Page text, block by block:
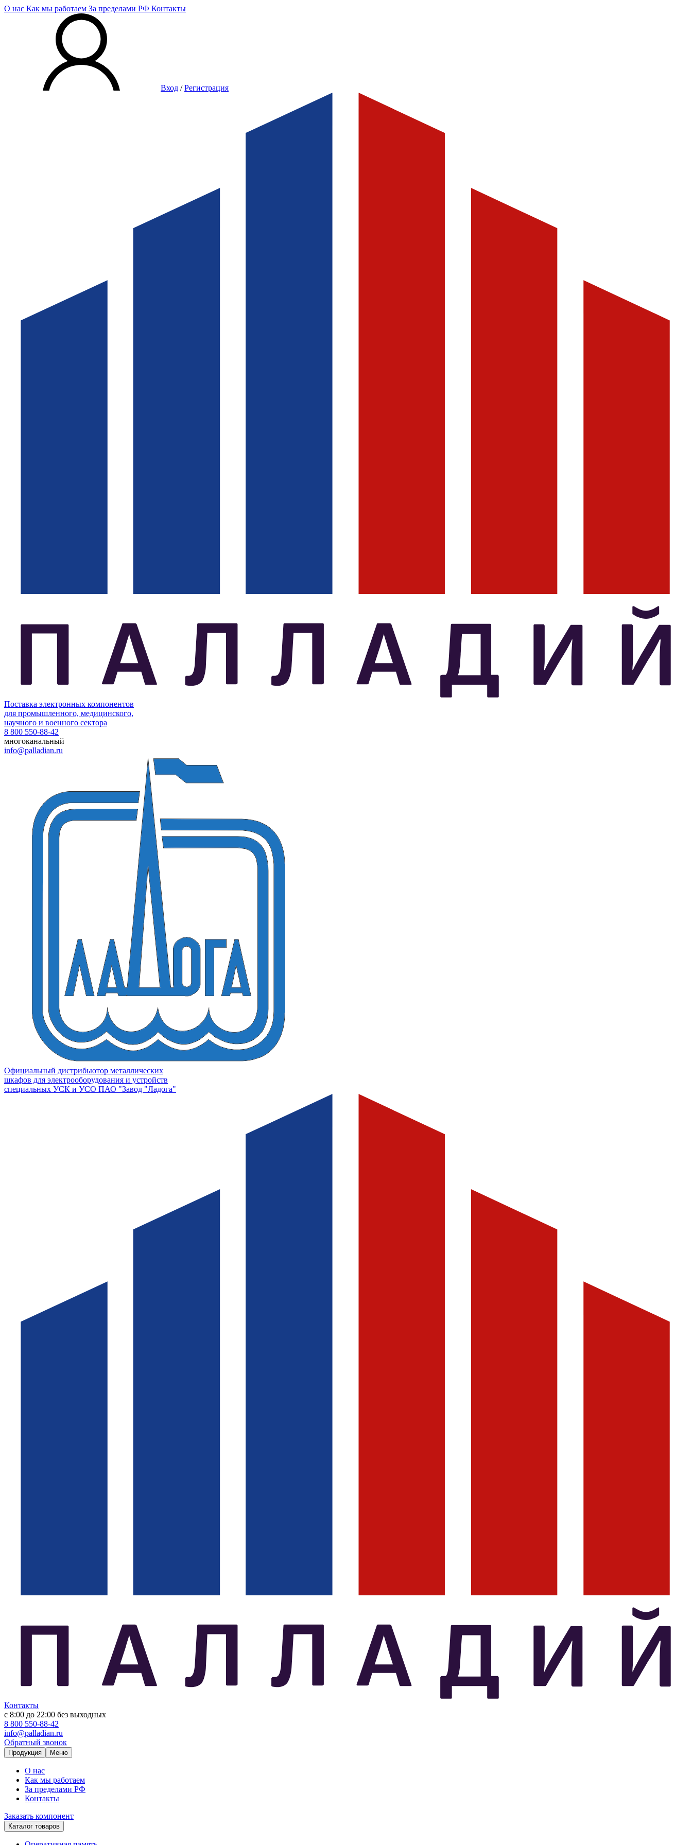
О нас Как мы работаем За пределами РФ Контакты
Вход /Регистрация
Поставка электронных компонентов
для промышленного, медицинского,
научного и военного сектора
8 800 550-88-42
многоканальный
info@palladian.ru
Официальный дистрибьютор металлических
шкафов для электрооборудования и устройств
специальных УСК и УСО ПАО "Завод "Ладога"
Контакты
с 8:00 до 22:00 без выходных
8 800 550-88-42
info@palladian.ru
Обратный звонок
Продукция Меню
О нас
Как мы работаем
За пределами РФ
Контакты
Заказать компонент
Каталог товаров